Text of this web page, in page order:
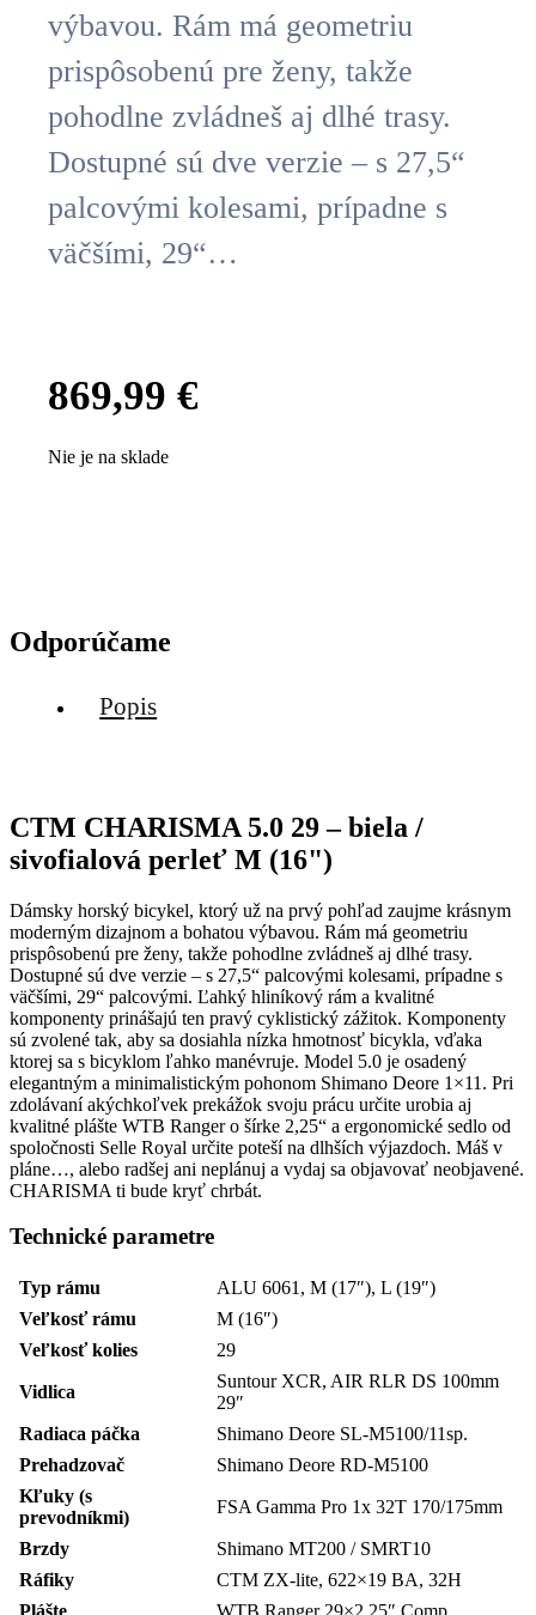
výbavou. Rám má geometriu
prispôsobenú pre ženy, takže
pohodlne zvládneš aj dlhé trasy.
Dostupné sú dve verzie – s 27,5“
palcovými kolesami, prípadne s
väčšími, 29“…
869,99 €
Nie je na sklade
Odporúčame
Popis
CTM CHARISMA 5.0 29 – biela /
sivofialová perleť M (16")
Dámsky horský bicykel, ktorý už na prvý pohľad zaujme krásnym
moderným dizajnom a bohatou výbavou. Rám má geometriu
prispôsobenú pre ženy, takže pohodlne zvládneš aj dlhé trasy.
Dostupné sú dve verzie – s 27,5“ palcovými kolesami, prípadne s
väčšími, 29“ palcovými. Ľahký hliníkový rám a kvalitné
komponenty prinášajú ten pravý cyklistický zážitok. Komponenty
sú zvolené tak, aby sa dosiahla nízka hmotnosť bicykla, vďaka
ktorej sa s bicyklom ľahko manévruje. Model 5.0 je osadený
elegantným a minimalistickým pohonom Shimano Deore 1×11. Pri
zdolávaní akýchkoľvek prekážok svoju prácu určite urobia aj
kvalitné plášte WTB Ranger o šírke 2,25“ a ergonomické sedlo od
spoločnosti Selle Royal určite poteší na dlhších výjazdoch. Máš v
pláne…, alebo radšej ani neplánuj a vydaj sa objavovať neobjavené.
CHARISMA ti bude kryť chrbát.
Technické parametre
Typ rámu
ALU 6061, M (17″), L (19″)
Veľkosť rámu
M (16″)
Veľkosť kolies
29
Vidlica
Suntour XCR, AIR RLR DS 100mm
29″
Radiaca páčka
Shimano Deore SL-M5100/11sp.
Prehadzovač
Shimano Deore RD-M5100
Kľuky (s
prevodníkmi)
FSA Gamma Pro 1x 32T 170/175mm
Brzdy
Shimano MT200 / SMRT10
Ráfiky
CTM ZX-lite, 622×19 BA, 32H
Plášte
WTB Ranger 29×2,25″ Comp